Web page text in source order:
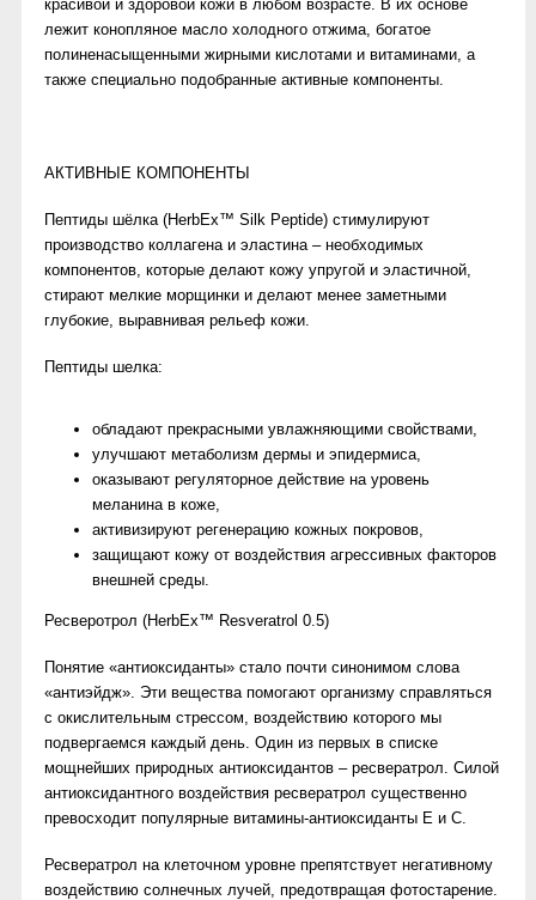
красивой и здоровой кожи в любом возрасте. В их основе
лежит конопляное масло холодного отжима, богатое
полиненасыщенными жирными кислотами и витаминами, а
также специально подобранные активные компоненты.
АКТИВНЫЕ КОМПОНЕНТЫ
Пептиды шёлка (HerbEx™ Silk Peptide) стимулируют
производство коллагена и эластина – необходимых
компонентов, которые делают кожу упругой и эластичной,
стирают мелкие морщинки и делают менее заметными
глубокие, выравнивая рельеф кожи.
Пептиды шелка:
обладают прекрасными увлажняющими свойствами,
улучшают метаболизм дермы и эпидермиса,
оказывают регуляторное действие на уровень
меланина в коже,
активизируют регенерацию кожных покровов,
защищают кожу от воздействия агрессивных факторов
внешней среды.
Ресверотрол (HerbEx™ Resveratrol 0.5)
Понятие «антиоксиданты» стало почти синонимом слова
«антиэйдж». Эти вещества помогают организму справляться
с окислительным стрессом, воздействию которого мы
подвергаемся каждый день. Один из первых в списке
мощнейших природных антиоксидантов – ресвератрол. Силой
антиоксидантного воздействия ресвератрол существенно
превосходит популярные витамины-антиоксиданты Е и С.
Ресвератрол на клеточном уровне препятствует негативному
воздействию солнечных лучей, предотвращая фотостарение.